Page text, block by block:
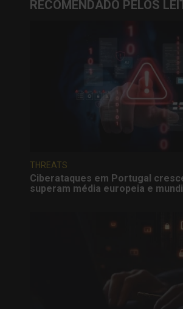
RECOMENDADO PELOS
THREATS
Ciberataques em Portugal
superam média europeia e